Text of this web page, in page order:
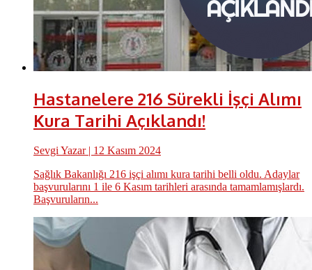
Hastanelere 216 Sürekli İşçi Alımı
Kura Tarihi Açıklandı!
Sevgi Yazar| 12 Kasım 2024
Sağlık Bakanlığı 216 işçi alımı kura tarihi belli oldu. Adaylar
başvurularını 1 ile 6 Kasım tarihleri arasında tamamlamışlardı.
Başvuruların...